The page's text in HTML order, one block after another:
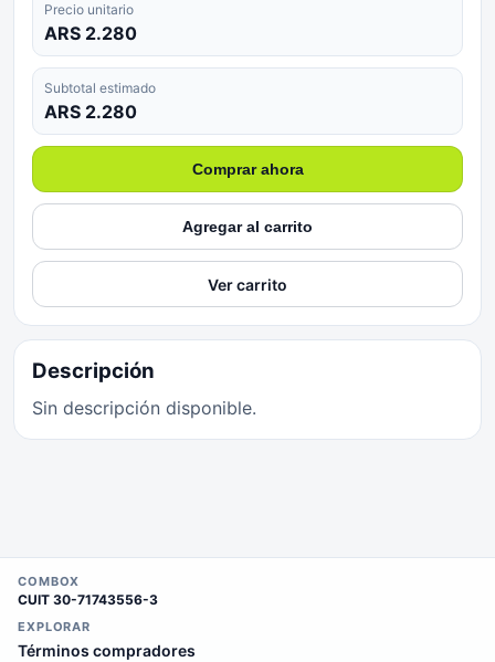
Precio unitario
ARS 2.280
Subtotal estimado
ARS 2.280
Comprar ahora
Agregar al carrito
Ver carrito
Descripción
Sin descripción disponible.
COMBOX
CUIT 30-71743556-3
EXPLORAR
Términos compradores